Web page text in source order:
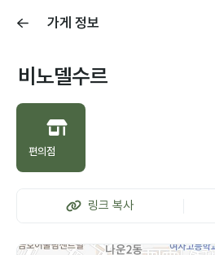
가게 정보
비노델수르
편의점
링크 복사